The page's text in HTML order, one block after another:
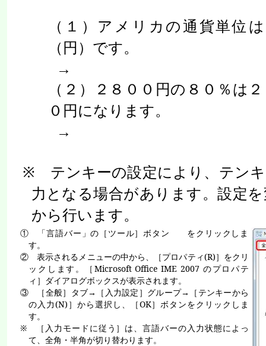
（１）アメリカの通貨単位
（円）です。
→
（２）２８００円の８０％は
０円になります。
→
※ テンキーの設定により、テン
力となる場合があります。設定
から行います。
① 「言語バー」の［ツール］ボタン をクリックしま
す。
② 表示されるメニューの中から、［プロパティ(R)］をクリ
ックします。［ Microsoft Office IME 2007 のプロパテ
ィ］ダイアログボックスが表示されます。
③ ［全般］タブ→［入力設定］グループ→［テンキーから
の入力(N) ］から選択し、［OK］ボタンをクリックしま
す。
※ ［入力モードに従う］は、言語バーの入力状態によっ
て、全角・半角が切り替わります。